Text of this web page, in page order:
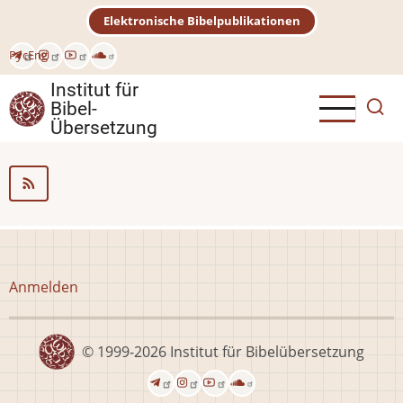
Inhalt
РусEng
Elektronische Bibelpublikationen
Institut für
Bibel-
Übersetzung
Benutzermenü
Anmelden
© 1999-2026 Institut für Bibelübersetzung